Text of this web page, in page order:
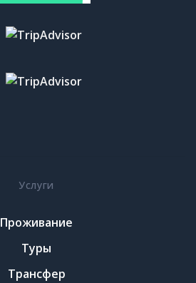
Услуги
Проживание
Туры
Трансфер